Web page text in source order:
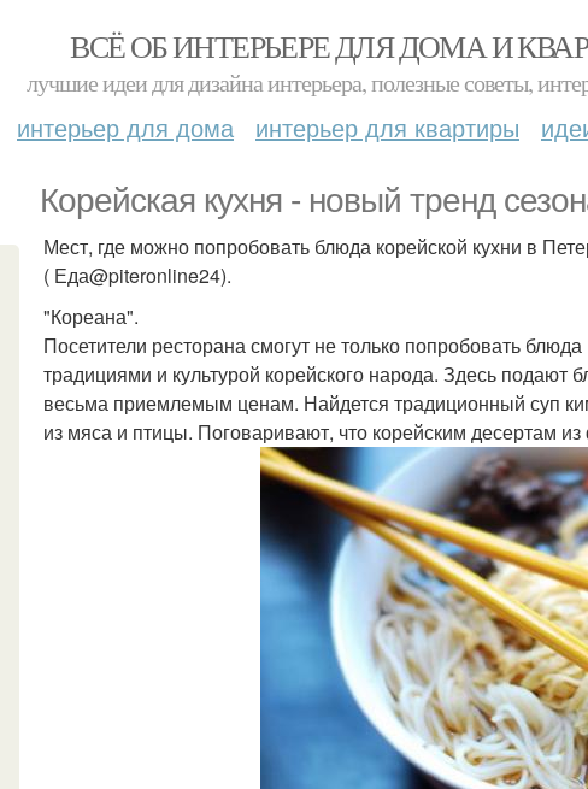
ВСЁ ОБ ИНТЕРЬЕРЕ ДЛЯ ДОМА И
лучшие идеи для дизайна интерьера, полезные советы,
интерьер для дома интерьер для квартиры
Корейская кухня - новый тренд
Мест, где можно попробовать блюда корейской кухни в
( Еда@piteronline24).
"Кореана".
Посетители ресторана смогут не только попробовать
традициями и культурой корейского народа. Здесь
весьма приемлемым ценам. Найдется традиционный суп
из мяса и птицы. Поговаривают, что корейским десертам